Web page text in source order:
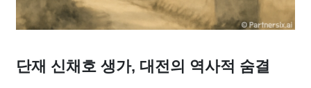
단재 신채호 생가, 대전의 역사적 숨결